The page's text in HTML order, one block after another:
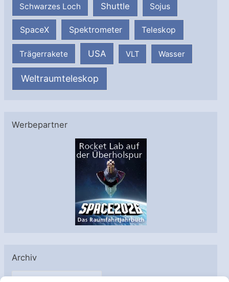
Schwarzes Loch Shuttle Sojus
SpaceX Spektrometer Teleskop
Trägerrakete USA VLT Wasser
Weltraumteleskop
Werbepartner
Archiv
A